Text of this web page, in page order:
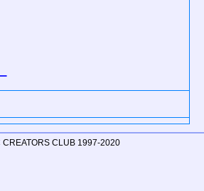
CREATORS CLUB 1997-2020